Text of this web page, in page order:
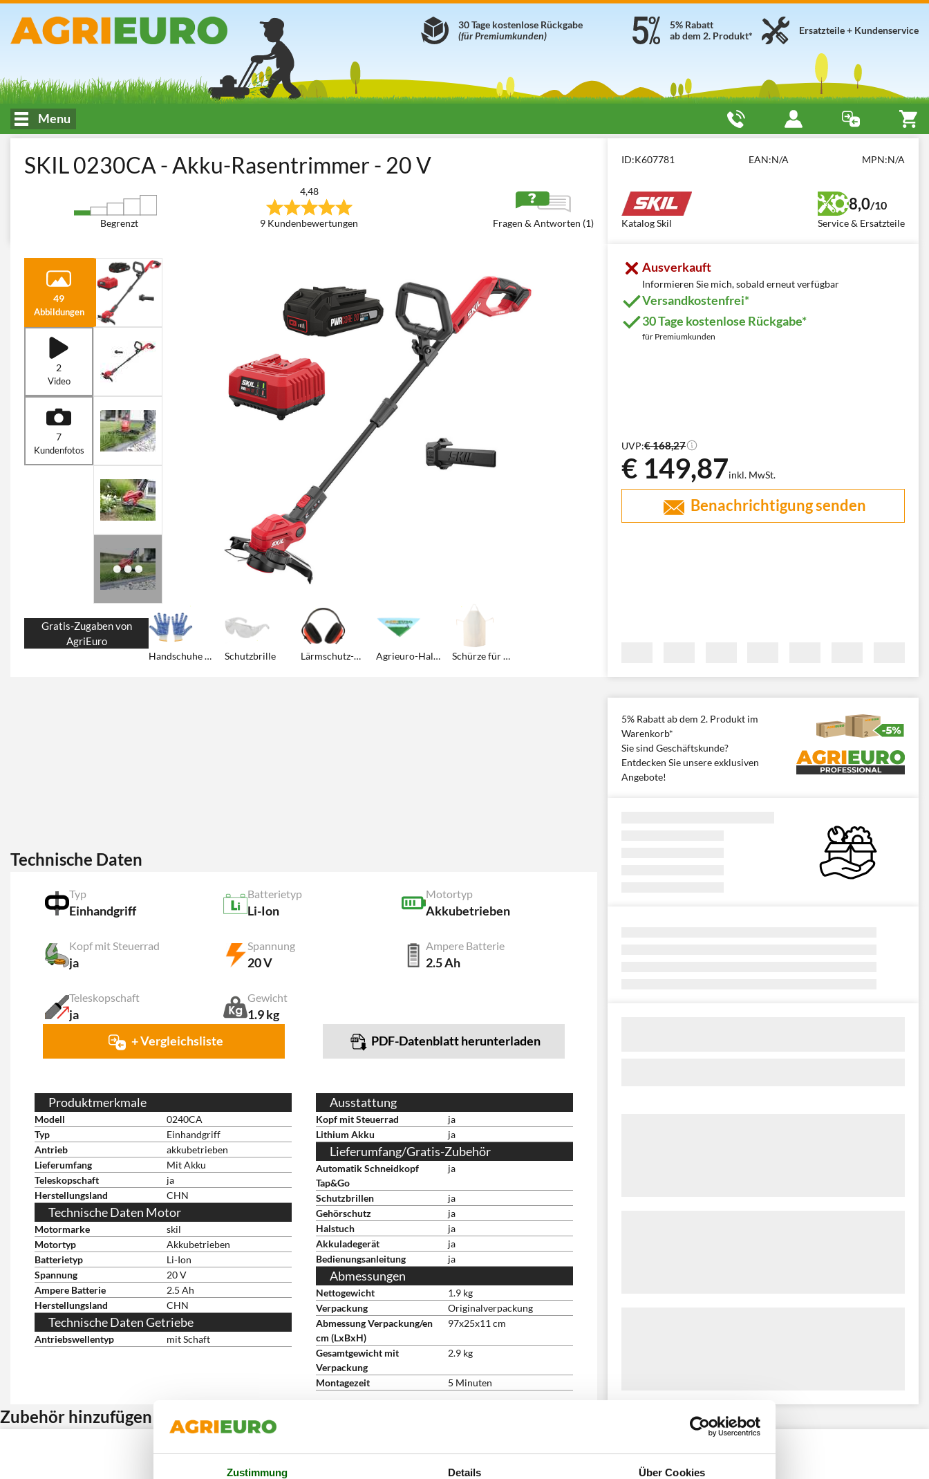
Zustimmung Details Über Cookies
Ersatzteile + Kundenservice
5% Rabatt
ab dem 2. Produkt*
30 Tage kostenlose Rückgabe
(für Premiumkunden)
Menu
SKIL 0230CA - Akku-Rasentrimmer - 20 V
Begrenzt
4,48
9 Kundenbewertungen Fragen & Antworten (1)
ID:K607781 EAN:N/A MPN:N/A
Katalog Skil
8,0/10
Service & Ersatzteile
49
Abbildungen
2
Video
7
Kundenfotos
Gratis-Zugaben von
AgriEuro
Handschuhe aus Baumwolle Schutzbrille Lärmschutz-Kopfhörer Agrieuro-Halstuch Schürze für Motorsensen/Freischneider
Ausverkauft
Informieren Sie mich, sobald erneut verfügbar
Versandkostenfrei*
30 Tage kostenlose Rückgabe*
für Premiumkunden
UVP:€ 168,27
€ 149,87inkl. MwSt.
Benachrichtigung senden
Technische Daten
Typ
Einhandgriff
Batterietyp
Li-Ion
Motortyp
Akkubetrieben
Kopf mit Steuerrad
ja
Spannung
20 V
Ampere Batterie
2.5 Ah
Teleskopschaft
ja
Gewicht
1.9 kg
+ Vergleichsliste PDF-Datenblatt herunterladen
Produktmerkmale
Modell
0240CA
Typ
Einhandgriff
Antrieb
akkubetrieben
Lieferumfang
Mit Akku
Teleskopschaft
ja
Herstellungsland
CHN
Technische Daten Motor
Motormarke
skil
Motortyp
Akkubetrieben
Batterietyp
Li-Ion
Spannung
20 V
Ampere Batterie
2.5 Ah
Herstellungsland
CHN
Technische Daten Getriebe
Antriebswellentyp mit Schaft
Ausstattung
Kopf mit Steuerrad
ja
Lithium Akku
ja
Lieferumfang/Gratis-Zubehör
Automatik Schneidkopf
Tap&Go
ja
Schutzbrillen
ja
Gehörschutz
ja
Halstuch
ja
Akkuladegerät
ja
Bedienungsanleitung
ja
Abmessungen
Nettogewicht
1.9 kg
Verpackung
Originalverpackung
Abmessung Verpackung/en
cm (LxBxH)
97x25x11 cm
Gesamtgewicht mit
Verpackung
2.9 kg
Montagezeit 5 Minuten
5% Rabatt ab dem 2. Produkt im
Warenkorb*
Sie sind Geschäftskunde?
Entdecken Sie unsere exklusiven
Angebote!
Zubehör hinzufügen und Rabatt erhalten